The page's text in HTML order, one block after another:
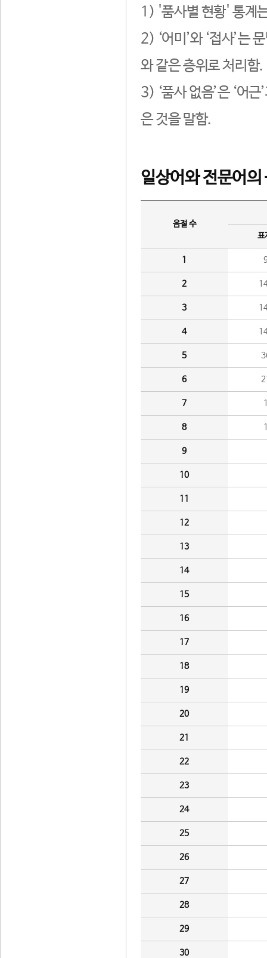
1) '품사별 현황' 통계
2) ‘어미’와 ‘접사’는
와 같은 층위로 처리함.
3) ‘품사 없음’은 ‘어
은 것을 말함.
일상어와 전문어의
음절 수
표
1
2
3
4
5
6
7
8
9
10
11
12
13
14
15
16
17
18
19
20
21
22
23
24
25
26
27
28
29
30